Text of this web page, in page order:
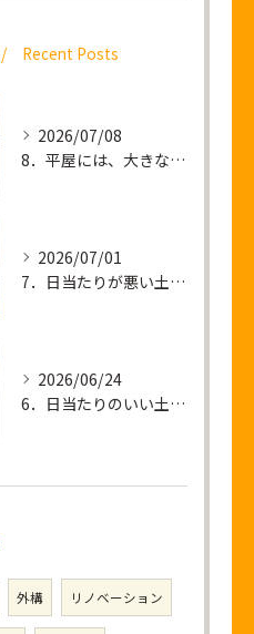
Recent Posts
2026/07/08
8．平屋には、大きな土地が必要なのか？
2026/07/01
7．日当たりが悪い土地 ＝ 暗い家が建つ？
2026/06/24
6．日当たりのいい土地を買って後悔すること
外構 リノベーション